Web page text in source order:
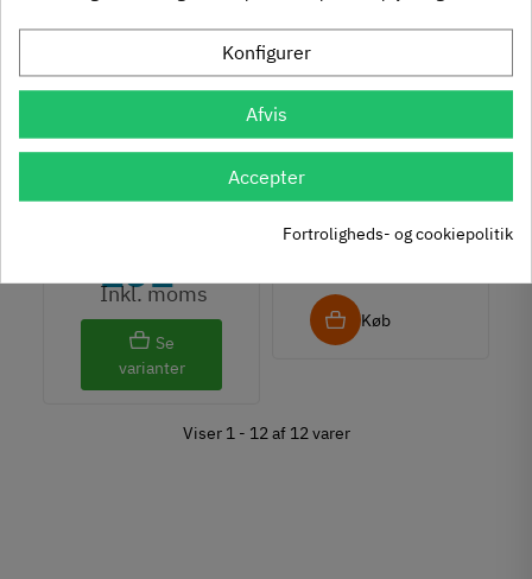
Låsekabinet til
101
Inkl. moms
Se
varianter
Indstikslås-
hagerigellås
238.06.108
144,70
Køb
Viser 1 - 12 af 12 varer
Konfigurer
Afvis
Accepter
Fortroligheds- og cookiepolitik
FILTER